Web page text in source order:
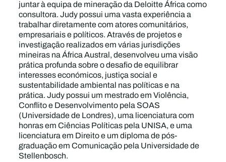
juntar à equipa de mineração da Deloitte África como
consultora. Judy possui uma vasta experiência a
trabalhar diretamente com atores comunitários,
empresariais e políticos. Através de projetos e
investigação realizados em várias jurisdições
mineiras na África Austral, desenvolveu uma visão
prática profunda sobre o desafio de equilibrar
interesses económicos, justiça social e
sustentabilidade ambiental nas políticas e na
prática. Judy possui um mestrado em Violência,
Conflito e Desenvolvimento pela SOAS
(Universidade de Londres), uma licenciatura com
honras em Ciências Políticas pela UNISA, e uma
licenciatura em Direito e um diploma de pós-
graduação em Comunicação pela Universidade de
Stellenbosch.